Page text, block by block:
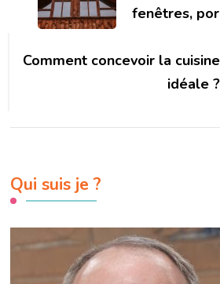
fenêtres,
Comment concevoir la cuisine
idéale ?
Qui suis je ?